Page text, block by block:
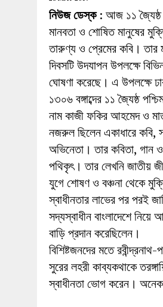
27 MAY 2026 |
1 AUGUST 2026 |
নিউজ ডেস্ক: আজ ১১ জ্যৈষ্ঠ
মানবতা ও শোষিত মানুষের
তারুণ্য ও প্রেমের কবি। তার
দিবসটি উদযাপন উপলক্ষে
ঘোষণা করেছে। এ উপলক্ষে
১৩০৬ বঙ্গাব্দের ১১ জ্যৈষ্ঠ
নাম কাজী ফকির আহমেদ ও
নজরুল ছিলেন একাধারে কবি,
অভিনেতা। তার কবিতা, গান ও
পথিকৃৎ। তার লেখনি জাতীয়
যুগে শোষণ ও বঞ্চনা থেকে
স্বাধীনতার লাভের পর পরই
সদ্যস্বাধীন বাংলাদেশে নিয়ে
বাড়ি প্রদান করেছিলেন।
বিশিষ্টজনদের মতে
সুরের লহরী কাব্যকথাকে
স্বাধীনতা ভোগ করেন। অনেক